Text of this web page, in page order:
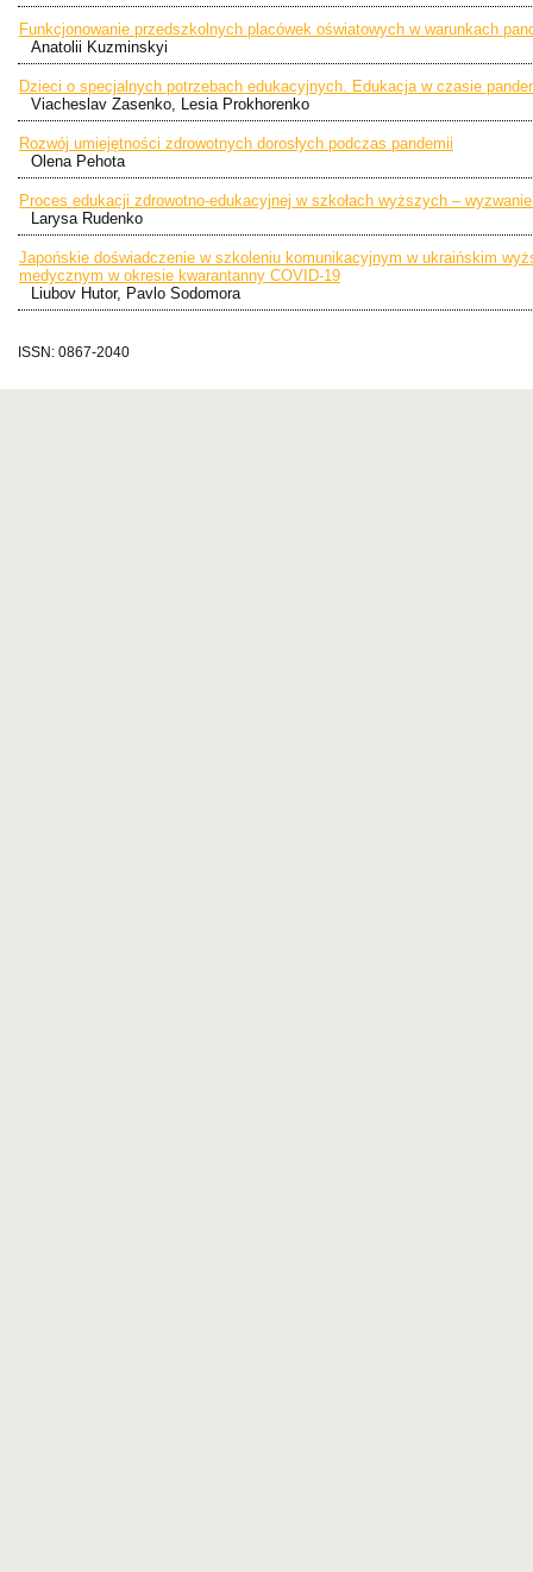
Funkcjonowanie przedszkolnych placówek oświatowych w warunkach
Anatolii Kuzminskyi
Dzieci o specjalnych potrzebach edukacyjnych. Edukacja w czasie
Viacheslav Zasenko, Lesia Prokhorenko
Rozwój umiejętności zdrowotnych dorosłych podczas pandemii
Olena Pehota
Proces edukacji zdrowotno-edukacyjnej w szkołach wyższych –
Larysa Rudenko
Japońskie doświadczenie w szkoleniu komunikacyjnym w ukraińskim
medycznym w okresie kwarantanny COVID-19
Liubov Hutor, Pavlo Sodomora
ISSN: 0867-2040